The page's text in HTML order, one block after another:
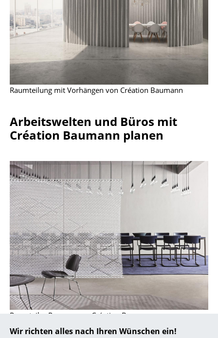
Wir richten alles nach Ihren Wünschen ein!
Le Corbusier
Ludwig Mies van der Rohe
Marcel Breuer
Philippe Starck
Verner Panton
Themen
Inspiration
Special Editions
Designklassiker
Frauen im Design
Bauhaus Design
Midcentury Design
Skandinavisches Design
Italienisches Design
Raumteilung mit Vorhängen von Création Baumann
Arbeitswelten und Büros mit
Création Baumann planen
Raumteiler Reverso von Création Baumann